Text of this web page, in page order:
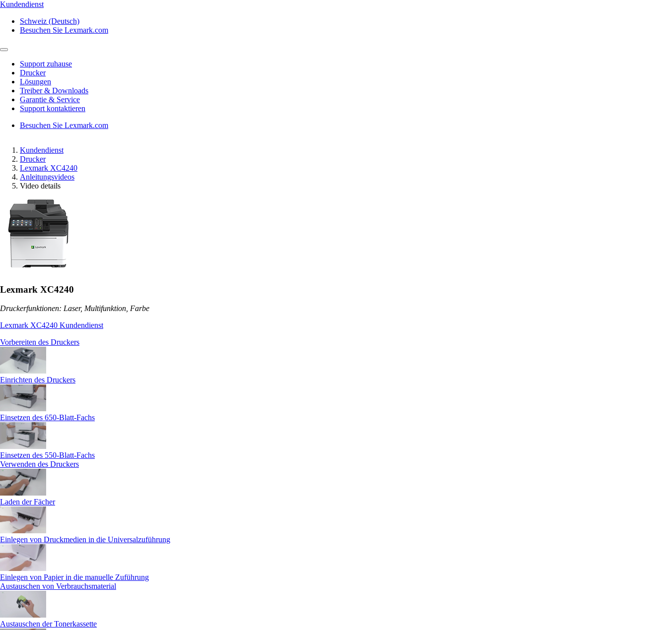
Kundendienst
Schweiz (Deutsch)
Besuchen Sie Lexmark.com
Support zuhause
Drucker
Lösungen
Treiber & Downloads
Garantie & Service
Support kontaktieren
Besuchen Sie Lexmark.com
Kundendienst
Drucker
Lexmark XC4240
Anleitungsvideos
Video details
Lexmark XC4240
Druckerfunktionen: Laser, Multifunktion, Farbe
Lexmark XC4240 Kundendienst
Vorbereiten des Druckers
Einrichten des Druckers
Einsetzen des 650-Blatt-Fachs
Einsetzen des 550-Blatt-Fachs
Verwenden des Druckers
Laden der Fächer
Einlegen von Druckmedien in die Universalzuführung
Einlegen von Papier in die manuelle Zuführung
Austauschen von Verbrauchsmaterial
Austauschen der Tonerkassette